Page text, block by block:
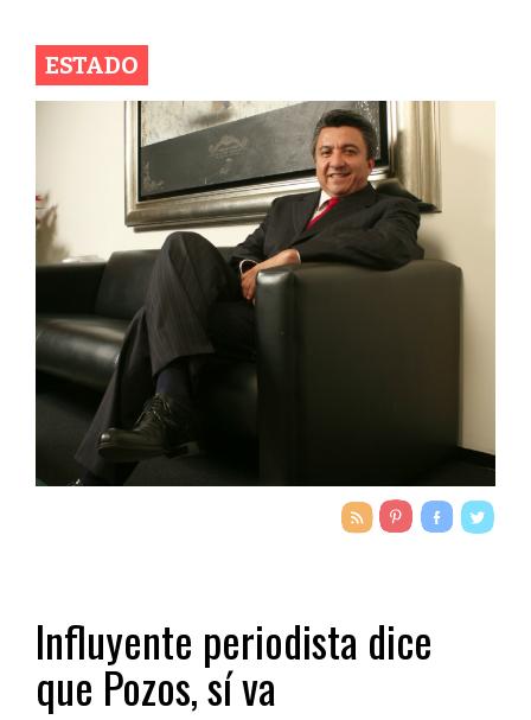
ESTADO
Influyente periodista dice
que Pozos, sí va